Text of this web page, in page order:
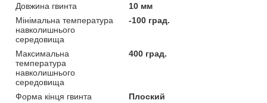
Довжина гвинта
10 мм
Мінімальна температура
навколишнього
середовища
-100 град.
Максимальна
температура
навколишнього
середовища
400 град.
Форма кінця гвинта
Плоский